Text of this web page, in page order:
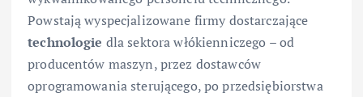
Powstają wyspecjalizowane firmy dostarczające
technologie dla sektora włókienniczego – od
producentów maszyn, przez dostawców
oprogramowania sterującego, po przedsiębiorstwa